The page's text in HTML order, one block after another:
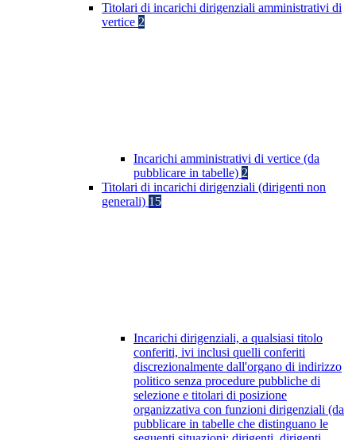
Titolari di incarichi dirigenziali amministrativi di
vertice 2
Incarichi amministrativi di vertice (da
pubblicare in tabelle) 2
Titolari di incarichi dirigenziali (dirigenti non
generali) 15
Incarichi dirigenziali, a qualsiasi titolo
conferiti, ivi inclusi quelli conferiti
discrezionalmente dall'organo di indirizzo
politico senza procedure pubbliche di
selezione e titolari di posizione
organizzativa con funzioni dirigenziali (da
pubblicare in tabelle che distinguano le